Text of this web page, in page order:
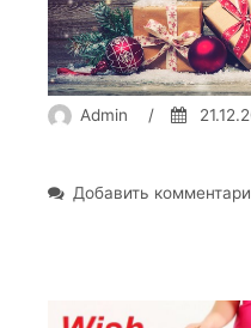
Admin /
Добавить